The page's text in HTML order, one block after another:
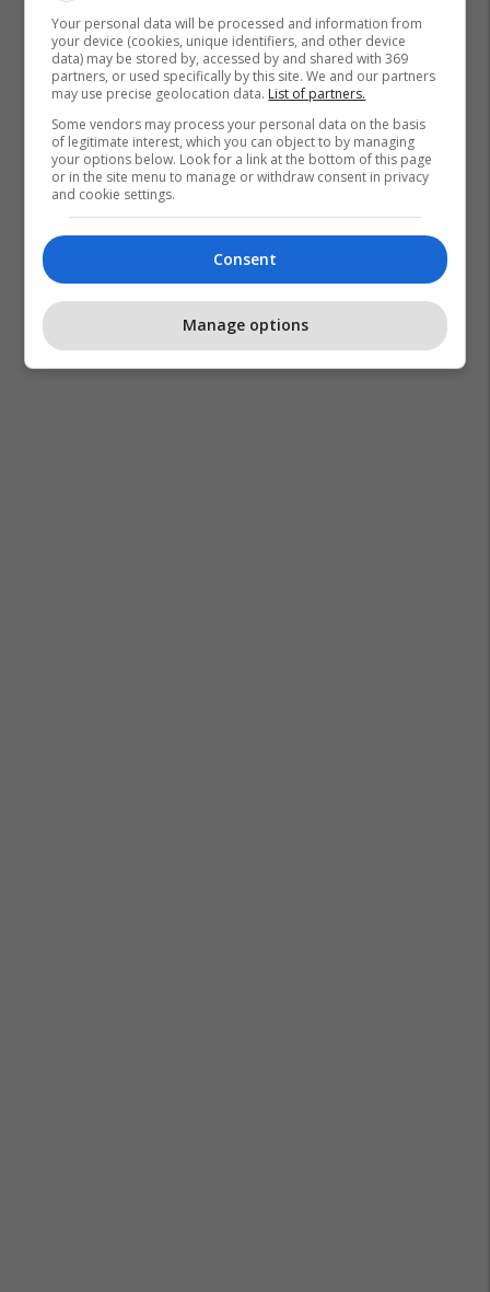
Your personal data will be processed and information from
your device (cookies, unique identifiers, and other device
data) may be stored by, accessed by and shared with 369
partners, or used specifically by this site. We and our partners
may use precise geolocation data. List of partners.
Some vendors may process your personal data on the basis
of legitimate interest, which you can object to by managing
your options below. Look for a link at the bottom of this page
or in the site menu to manage or withdraw consent in privacy
and cookie settings.
Consent
Manage options